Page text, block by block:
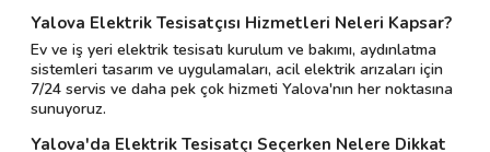
Yalova Elektrik Tesisatçısı Hizmetleri Neleri Kapsar?
Ev ve iş yeri elektrik tesisatı kurulum ve bakımı, aydınlatma
sistemleri tasarım ve uygulamaları, acil elektrik arızaları için
7/24 servis ve daha pek çok hizmeti Yalova'nın her noktasına
sunuyoruz.
Yalova'da Elektrik Tesisatçı Seçerken Nelere Dikkat